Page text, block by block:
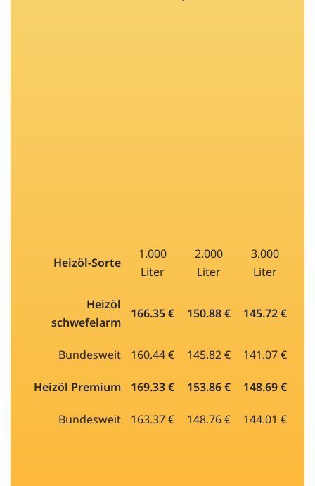
Heizöl-Sorte
1.000
Liter
2.000
Liter
3.000
Liter
Heizöl
schwefelarm
166.35 € 150.88 € 145.72 €
Bundesweit 160.44 € 145.82 € 141.07 €
Heizöl Premium 169.33 € 153.86 € 148.69 €
Bundesweit 163.37 € 148.76 € 144.01 €